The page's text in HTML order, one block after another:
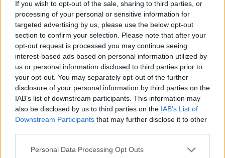
If you wish to opt-out of the sale, sharing to third parties, or
processing of your personal or sensitive information for
targeted advertising by us, please use the below opt-out
section to confirm your selection. Please note that after your
opt-out request is processed you may continue seeing
interest-based ads based on personal information utilized by
us or personal information disclosed to third parties prior to
your opt-out. You may separately opt-out of the further
disclosure of your personal information by third parties on the
IAB’s list of downstream participants. This information may
also be disclosed by us to third parties on the IAB’s List of
Downstream Participants that may further disclose it to other
Please note that this website/app uses one or more Google
Personal Data Processing Opt Outs